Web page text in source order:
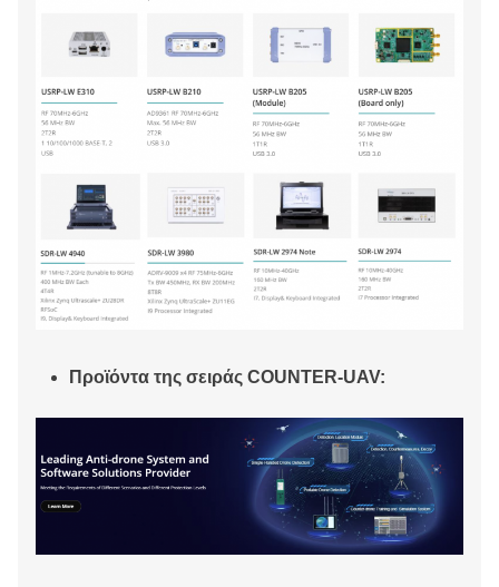
Προϊόντα της σειράς COUNTER-UAV: